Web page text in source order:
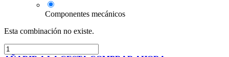
Componentes mecánicos
Esta combinación no existe.